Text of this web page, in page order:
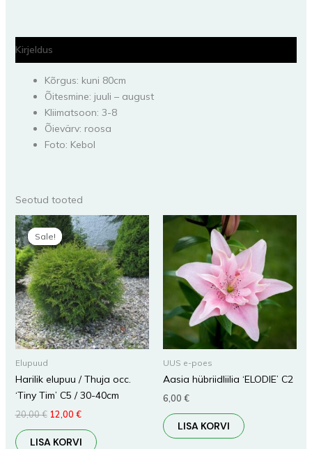
Kirjeldus
Kõrgus: kuni 80cm
Õitesmine: juuli – august
Kliimatsoon: 3-8
Õievärv: roosa
Foto: Kebol
Seotud tooted
Sale!
Sale!
Elupuud
Harilik elupuu / Thuja occ.
‘Tiny Tim’ C5 / 30-40cm
20,00€
Algne
hind
oli:
20,00 €.
12,00 €
Praegune
hind
on:
12,00 €.
LISA KORVI
UUS e-poes
Aasia hübriidliilia ‘ELODIE’ C2
6,00 €
LISA KORVI